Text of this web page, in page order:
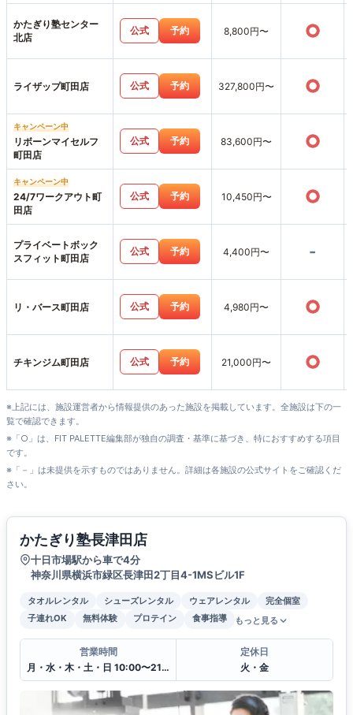
かたぎり塾センター
北店
公式 予約 8,800円〜 ○
ライザップ町田店 公式 予約 327,800円〜 ○
キャンペーン中
リボーンマイセルフ
町田店
公式 予約 83,600円〜 ○
キャンペーン中
24/7ワークアウト町
田店
公式 予約 10,450円〜 ○
プライベートボック
スフィット町田店
公式 予約 4,400円〜 -
リ・バース町田店 公式 予約 4,980円〜 ○
チキンジム町田店 公式 予約 21,000円〜 ○
※上記には、施設運営者から情報提供のあった施設を掲載しています。全施設は下の一
覧で確認できます。
※「○」は、FIT PALETTE編集部が独自の調査・基準に基づき、特におすすめする項目
です。
※「－」は未提供を示すものではありません。詳細は各施設の公式サイトをご確認くだ
さい。
かたぎり塾長津田店
十日市場駅から車で4分
神奈川県横浜市緑区長津田2丁目4-1MSビル1F
タオルレンタル シューズレンタル ウェアレンタル
完全個室
子連れOK
無料体験 プロテイン 食事指導 もっと見る
営業時間
月・水・木・土・日 10:00〜21:00
定休日
火・金